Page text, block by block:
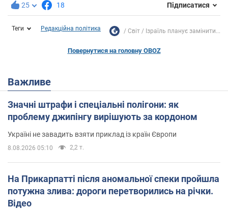
25 18 Підписатися
Теги Редакційна політика Світ Ізраїль планує замінити...
Повернутися на головну OBOZ
Важливе
Значні штрафи і спеціальні полігони: як
проблему джипінгу вирішують за кордоном
Україні не завадить взяти приклад із країн Європи
8.08.2026 05:10 2,2 т.
На Прикарпатті після аномальної спеки пройшла
потужна злива: дороги перетворились на річки.
Відео